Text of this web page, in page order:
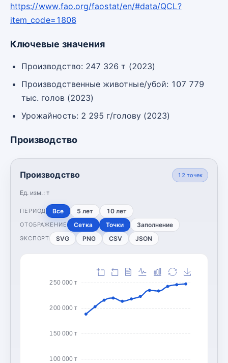
https://www.fao.org/faostat/en/#data/QCL?
item_code=1808
Ключевые значения
Производство: 247 326 т (2023)
Производственные животные/убой: 107 779
тыс. голов (2023)
Урожайность: 2 295 г/голову (2023)
Производство
Производство
Ед. изм.: т
12 точек
ПЕРИОД Все 5 лет 10 лет
ОТОБРАЖЕНИЕ Сетка Точки Заполнение
ЭКСПОРТ SVG PNG CSV JSON
100 000 т
150 000 т
200 000 т
250 000 т